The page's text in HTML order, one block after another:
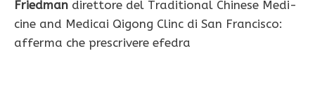
Friedman direttore del Traditional Chinese Medi­
cine and Medicai Qigong Clinc di San Francisco:
af­ferma che prescrivere efe­dra